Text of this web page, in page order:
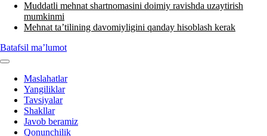
Muddatli mehnat shartnomasini doimiy ravishda uzaytirish
mumkinmi
Mehnat ta’tilining davomiyligini qanday hisoblash kerak
Batafsil ma’lumot
Maslahatlar
Yangiliklar
Tavsiyalar
Shakllar
Javob beramiz
Qonunchilik